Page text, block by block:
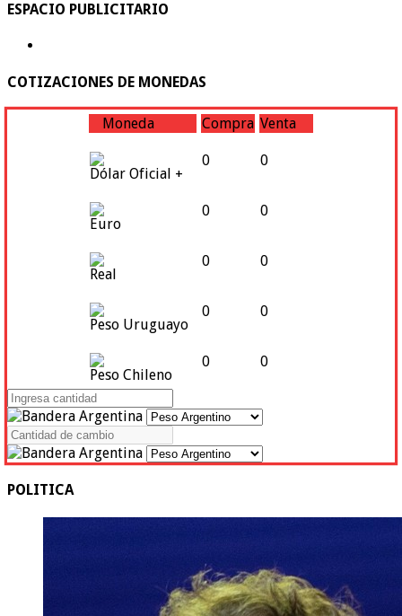
ESPACIO PUBLICITARIO
COTIZACIONES DE MONEDAS
Moneda Compra Venta
Dólar Oficial +
0 0
Euro
0 0
Real
0 0
Peso Uruguayo
0 0
Peso Chileno
0 0
POLITICA